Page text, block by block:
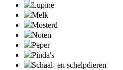
Lupine
Melk
Mosterd
Noten
Peper
Pinda's
Schaal- en schelpdieren